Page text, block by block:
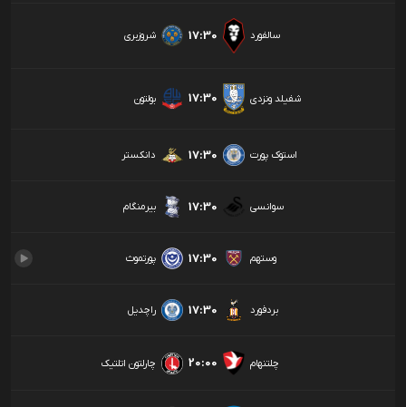
سالفورد 17:30 شروزبری
شفیلد ونزدی 17:30 بولتون
استوک پورت 17:30 دانکستر
سوانسی 17:30 بیرمنگام
وستهم 17:30 پورتموث
بردفورد 17:30 راچدیل
چلتنهام 20:00 چارلتون اتلتیک